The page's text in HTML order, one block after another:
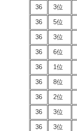
36 3位
36 5位
36 3位
36 6位
36 1位
36 8位
36 2位
36 3位
36 3位